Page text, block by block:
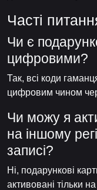
Часті
Чи є
цифровими?
Так, всі коди
цифровим чином
Чи можу я
на іншому
записі?
Ні, подарункові
активовані тільки